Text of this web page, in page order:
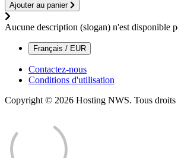
Ajouter au panier
Aucune description (slogan) n'est disponible
Français / EUR
Contactez-nous
Conditions d'utilisation
Copyright © 2026 Hosting NWS. Tous droits